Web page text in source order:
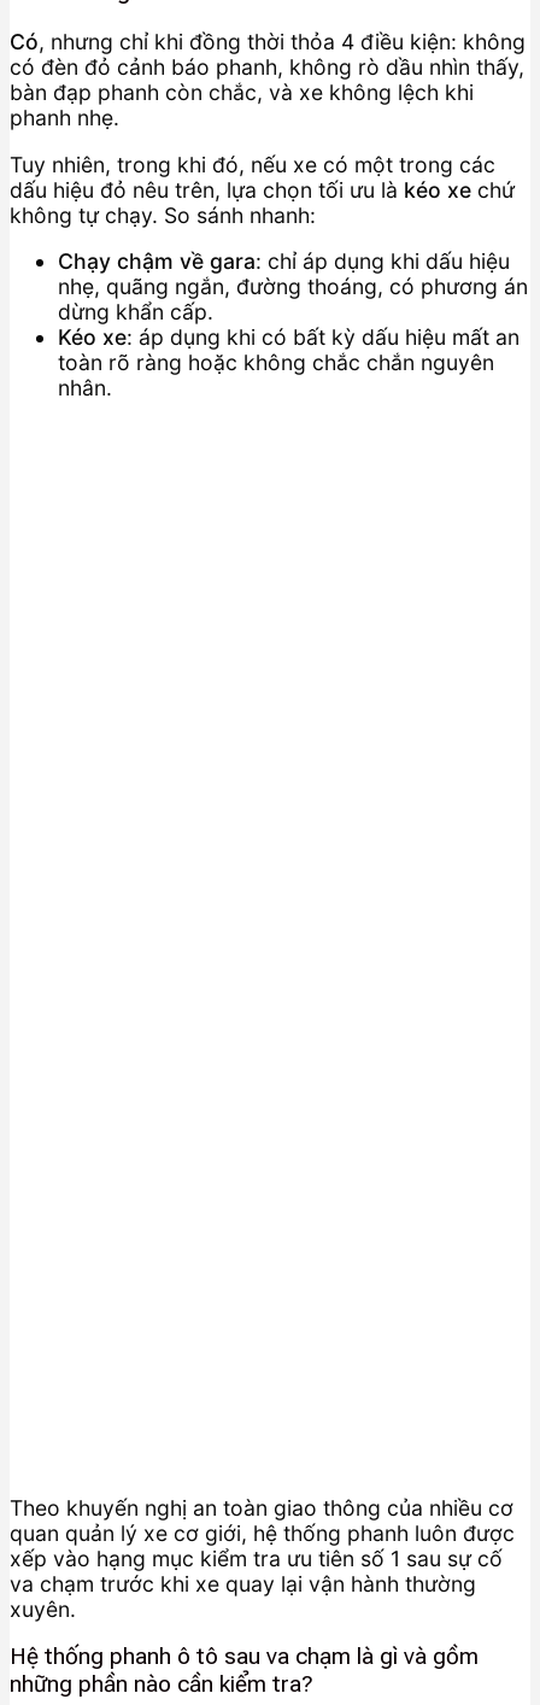
Có, nhưng chỉ khi đồng thời thỏa 4 điều kiện: không
có đèn đỏ cảnh báo phanh, không rò dầu nhìn thấy,
bàn đạp phanh còn chắc, và xe không lệch khi
phanh nhẹ.
Tuy nhiên, trong khi đó, nếu xe có một trong các
dấu hiệu đỏ nêu trên, lựa chọn tối ưu là kéo xe chứ
không tự chạy. So sánh nhanh:
Chạy chậm về gara: chỉ áp dụng khi dấu hiệu
nhẹ, quãng ngắn, đường thoáng, có phương án
dừng khẩn cấp.
Kéo xe: áp dụng khi có bất kỳ dấu hiệu mất an
toàn rõ ràng hoặc không chắc chắn nguyên
nhân.
Theo khuyến nghị an toàn giao thông của nhiều cơ
quan quản lý xe cơ giới, hệ thống phanh luôn được
xếp vào hạng mục kiểm tra ưu tiên số 1 sau sự cố
va chạm trước khi xe quay lại vận hành thường
xuyên.
Hệ thống phanh ô tô sau va chạm là gì và gồm
những phần nào cần kiểm tra?